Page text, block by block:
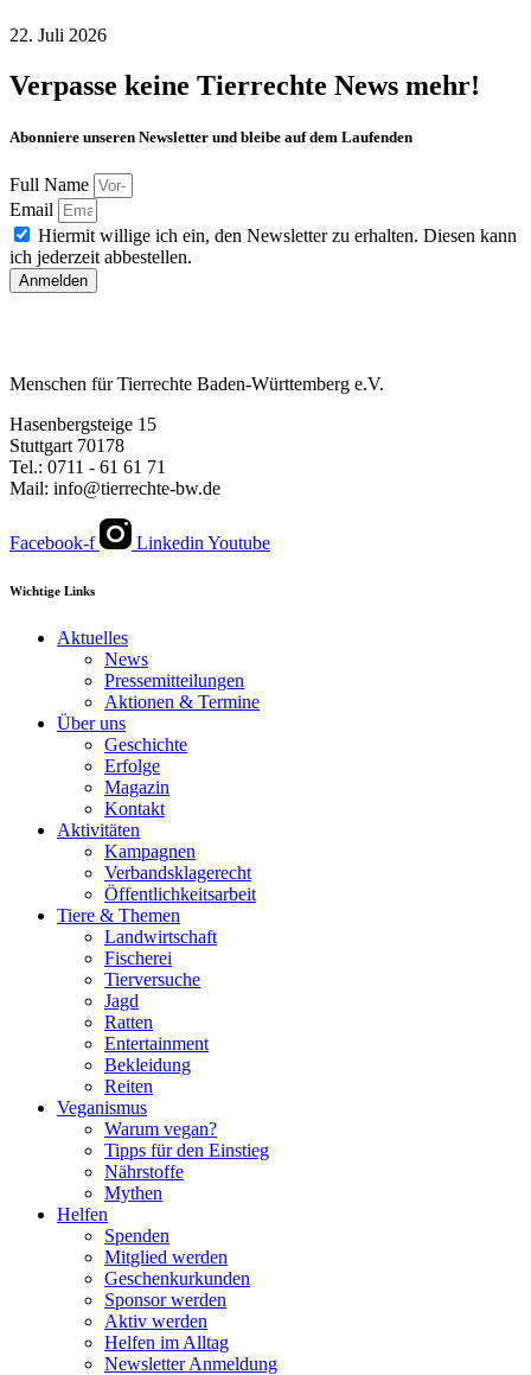
22. Juli 2026
Verpasse keine Tierrechte News mehr!
Abonniere unseren Newsletter und bleibe auf dem Laufenden
Full Name
Email
Hiermit willige ich ein, den Newsletter zu erhalten. Diesen kann
ich jederzeit abbestellen.
Anmelden
Menschen für Tierrechte Baden-Württemberg e.V.
Hasenbergsteige 15
Stuttgart 70178
Tel.: 0711 - 61 61 71
Mail: info@tierrechte-bw.de
Facebook-f Linkedin Youtube
Wichtige Links
Aktuelles
News
Pressemitteilungen
Aktionen & Termine
Über uns
Geschichte
Erfolge
Magazin
Kontakt
Aktivitäten
Kampagnen
Verbandsklagerecht
Öffentlichkeitsarbeit
Tiere & Themen
Landwirtschaft
Fischerei
Tierversuche
Jagd
Ratten
Entertainment
Bekleidung
Reiten
Veganismus
Warum vegan?
Tipps für den Einstieg
Nährstoffe
Mythen
Helfen
Spenden
Mitglied werden
Geschenkurkunden
Sponsor werden
Aktiv werden
Helfen im Alltag
Newsletter Anmeldung